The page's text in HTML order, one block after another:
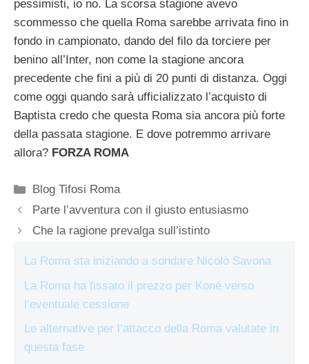
pessimisti, io no. La scorsa stagione avevo
scommesso che quella Roma sarebbe arrivata fino in
fondo in campionato, dando del filo da torciere per
benino all’Inter, non come la stagione ancora
precedente che fini a più di 20 punti di distanza. Oggi
come oggi quando sarà ufficializzato l’acquisto di
Baptista credo che questa Roma sia ancora più forte
della passata stagione. E dove potremmo arrivare
allora? FORZA ROMA
Categorie
Blog Tifosi Roma
Parte l’avventura con il giusto entusiasmo
Che la ragione prevalga sull’istinto
La Roma sta iniziando a sondare Nicolò Savona
La Roma ha fissato il prezzo per Koné verso
l’eventuale cessione
Le alternative per l’attacco della Roma valutate in
questa fase